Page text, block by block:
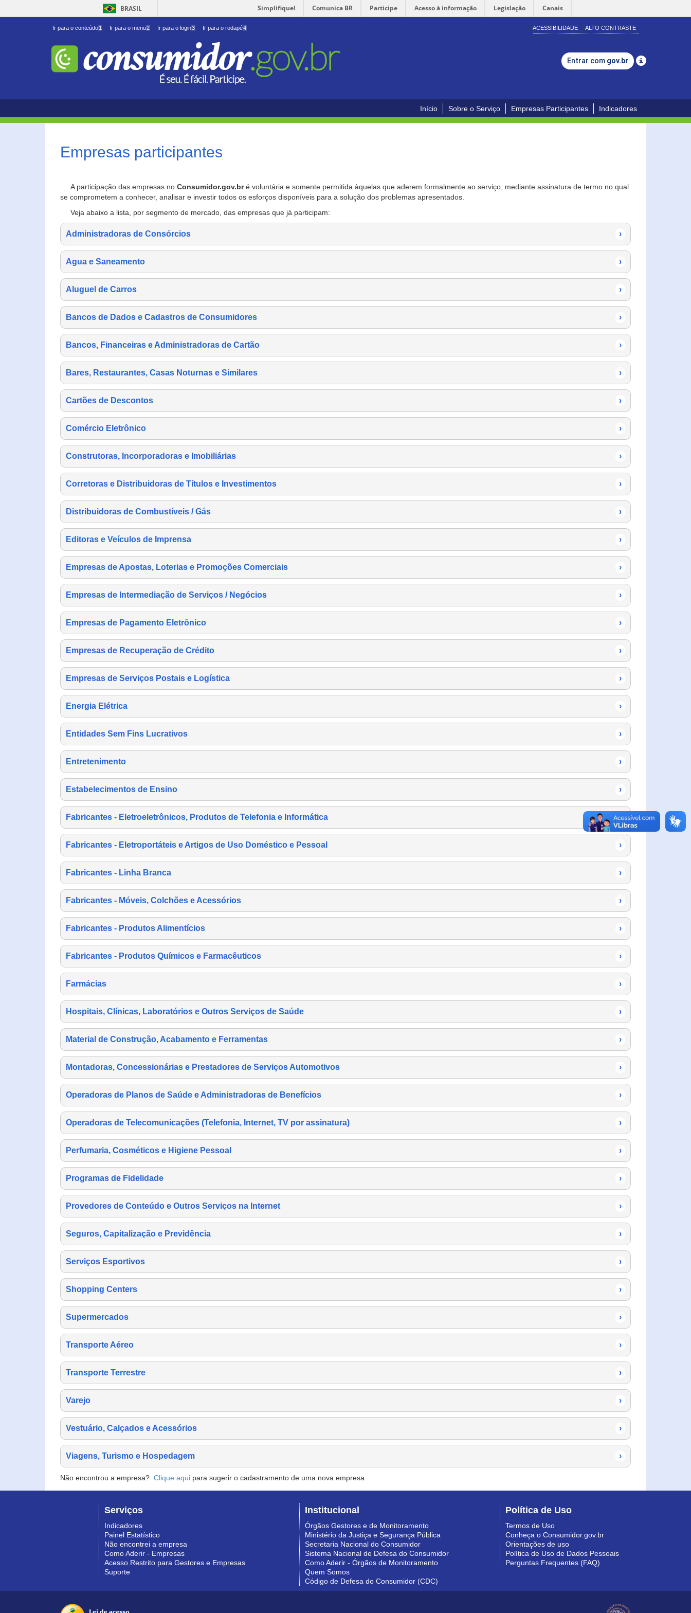
BRASIL Simplifique! Comunica BR Participe Acesso à informação Legislação Canais
Ir para o conteúdo1 Ir para o menu2 Ir para o login3 Ir para o rodapé4 ACESSIBILIDADE ALTO CONTRASTE
Entrar com gov.br
Início Sobre o Serviço Empresas Participantes Indicadores
Empresas participantes
A participação das empresas no Consumidor.gov.bré voluntária e somente permitida àquelas que aderem formalmente ao serviço, mediante assinatura de termo no qual
se comprometem a conhecer, analisar e investir todos os esforços disponíveis para a solução dos problemas apresentados.
Veja abaixo a lista, por segmento de mercado, das empresas que já participam:
Administradoras de Consórcios ›
Agua e Saneamento ›
Aluguel de Carros ›
Bancos de Dados e Cadastros de Consumidores ›
Bancos, Financeiras e Administradoras de Cartão ›
Bares, Restaurantes, Casas Noturnas e Similares ›
Cartões de Descontos ›
Comércio Eletrônico ›
Construtoras, Incorporadoras e Imobiliárias ›
Corretoras e Distribuidoras de Títulos e Investimentos ›
Distribuidoras de Combustíveis / Gás ›
Editoras e Veículos de Imprensa ›
Empresas de Apostas, Loterias e Promoções Comerciais ›
Empresas de Intermediação de Serviços / Negócios ›
Empresas de Pagamento Eletrônico ›
Empresas de Recuperação de Crédito ›
Empresas de Serviços Postais e Logística ›
Energia Elétrica ›
Entidades Sem Fins Lucrativos ›
Entretenimento ›
Estabelecimentos de Ensino ›
Fabricantes - Eletroeletrônicos, Produtos de Telefonia e Informática ›
Fabricantes - Eletroportáteis e Artigos de Uso Doméstico e Pessoal ›
Fabricantes - Linha Branca ›
Fabricantes - Móveis, Colchões e Acessórios ›
Fabricantes - Produtos Alimentícios ›
Fabricantes - Produtos Químicos e Farmacêuticos ›
Farmácias ›
Hospitais, Clínicas, Laboratórios e Outros Serviços de Saúde ›
Material de Construção, Acabamento e Ferramentas ›
Montadoras, Concessionárias e Prestadores de Serviços Automotivos ›
Operadoras de Planos de Saúde e Administradoras de Benefícios ›
Operadoras de Telecomunicações (Telefonia, Internet, TV por assinatura) ›
Perfumaria, Cosméticos e Higiene Pessoal ›
Programas de Fidelidade ›
Provedores de Conteúdo e Outros Serviços na Internet ›
Seguros, Capitalização e Previdência ›
Serviços Esportivos ›
Shopping Centers ›
Supermercados ›
Transporte Aéreo ›
Transporte Terrestre ›
Varejo ›
Vestuário, Calçados e Acessórios ›
Viagens, Turismo e Hospedagem ›
Não encontrou a empresa? Clique aqui para sugerir o cadastramento de uma nova empresa
Serviços
Indicadores
Painel Estatístico
Não encontrei a empresa
Como Aderir - Empresas
Acesso Restrito para Gestores e Empresas
Suporte
Institucional
Órgãos Gestores e de Monitoramento
Ministério da Justiça e Segurança Pública
Secretaria Nacional do Consumidor
Sistema Nacional de Defesa do Consumidor
Como Aderir - Órgãos de Monitoramento
Quem Somos
Código de Defesa do Consumidor (CDC)
Política de Uso
Termos de Uso
Conheça o Consumidor.gov.br
Orientações de uso
Política de Uso de Dados Pessoais
Perguntas Frequentes (FAQ)